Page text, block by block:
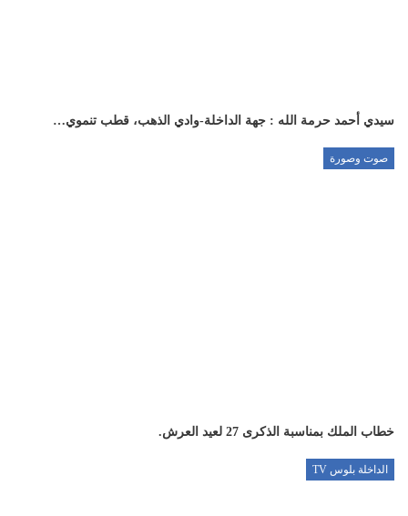
سيدي أحمد حرمة الله : جهة الداخلة-وادي الذهب، قطب تنموي…
صوت وصورة
خطاب الملك بمناسبة الذكرى 27 لعيد العرش.
الداخلة بلوس TV